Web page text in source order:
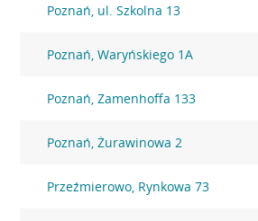
Poznań, ul. Szkolna 13
Poznań, Waryńskiego 1A
Poznań, Zamenhoffa 133
Poznań, Żurawinowa 2
Przeźmierowo, Rynkowa 73